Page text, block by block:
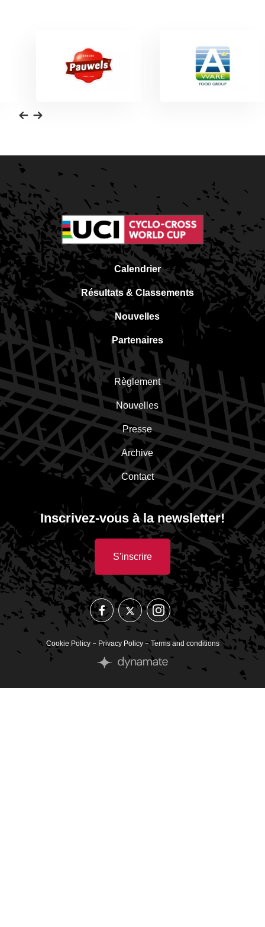
Calendrier
Résultats & Classements
Nouvelles
Partenaires
Règlement
Nouvelles
Presse
Archive
Contact
Inscrivez-vous à la newsletter!
S'inscrire
suivez-
nous
sur
Facebook
suivez-
nous
sur
Twitter
suivez-
nous
sur
Instagram
Cookie Policy Privacy Policy Terms and conditions
Site